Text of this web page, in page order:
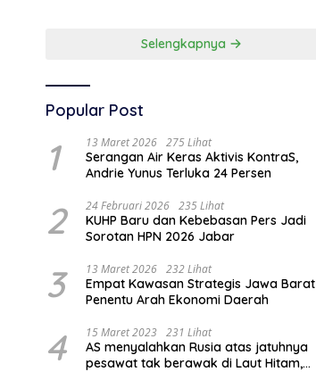
Selengkapnya
Popular Post
1 13 Maret 2026 275 Lihat
Serangan Air Keras Aktivis KontraS,
Andrie Yunus Terluka 24 Persen
2 24 Februari 2026 235 Lihat
KUHP Baru dan Kebebasan Pers Jadi
Sorotan HPN 2026 Jabar
3 13 Maret 2026 232 Lihat
Empat Kawasan Strategis Jawa Barat
Penentu Arah Ekonomi Daerah
4 15 Maret 2023 231 Lihat
AS menyalahkan Rusia atas jatuhnya
pesawat tak berawak di Laut Hitam,